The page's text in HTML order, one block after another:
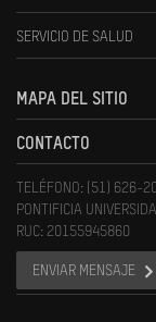
SERVICIO DE SALUD
MAPA DEL SITIO
CONTACTO
TELÉFONO: (51) 626-
PONTIFICIA
RUC: 20155945860
ENVIAR MENSAJE